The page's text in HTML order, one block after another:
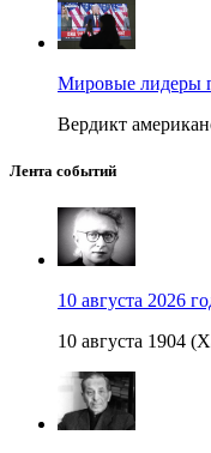
Мировые лидеры
Вердикт
Лента событий
10 августа 2026
10 августа 1904